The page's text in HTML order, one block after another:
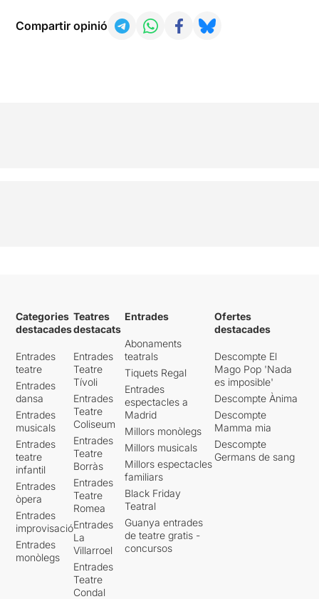
Compartir opinió
Categories
destacades
Entrades
teatre
Entrades
dansa
Entrades
musicals
Entrades
teatre
infantil
Entrades
òpera
Entrades
improvisació
Entrades
monòlegs
Teatres
destacats
Entrades
Teatre
Tívoli
Entrades
Teatre
Coliseum
Entrades
Teatre
Borràs
Entrades
Teatre
Romea
Entrades
La
Villarroel
Entrades
Teatre
Condal
Entrades
Abonaments
teatrals
Tiquets Regal
Entrades
espectacles a
Madrid
Millors monòlegs
Millors musicals
Millors espectacles
familiars
Black Friday
Teatral
Guanya entrades
de teatre gratis -
concursos
Ofertes
destacades
Descompte El
Mago Pop 'Nada
es imposible'
Descompte Ànima
Descompte
Mamma mia
Descompte
Germans de sang